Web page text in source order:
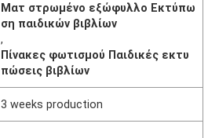
Ματ στρωμένο εξώφυλλο Εκτύπω
ση παιδικών βιβλίων
,
Πίνακες φωτισμού Παιδικές εκτυ
πώσεις βιβλίων
3 weeks production